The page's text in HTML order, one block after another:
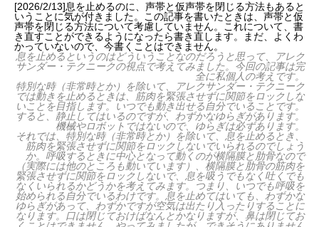
[2026/2/13]息を止めるのに、声帯と仮声帯を閉じる方法もあると
いうことに気が付きました。この記事を書いたときは、声帯と仮
声帯を閉じる方法について考慮していません。これについて、書
き直すことができるようになったら書き直します。まだ、よくわ
かっていないので、今書くことはできません。
息を止めるというのはどういうことなのだろうと思って、アレク
サンダー・テクニークの視点で考えてみました。今回の記事は完
全に私個人の考えです。
特別な時（非常時とか）を除いて、アレクサンダー・テクニーク
では動きを止めるときは、筋肉を緊張させずに関節をロックしな
いことを目指します。いつでも動き出せる自分でいることです。
すると、静止してはいるのですが、わずかなゆらぎがあります。
機械やロボットではないので、ゆらぎは必ずあります。
それでは、特別な時（非常時とか）を除いて、息を止めるとき、
筋肉を緊張させずに関節をロックしないでいられるのでしょう
か。呼吸するときに中心となって動くのが横隔膜と肋骨なので
（実際には他のところも動いています）、横隔膜と肋骨の筋肉を
緊張させずに関節をロックしないで、息を吸うでもなく吐くでも
なくいられるかどうかを考えてみます。つまり、いつでも呼吸を
始められる自分でいるわけです。息を止めてはいても、わずかな
ゆらぎがあって、わずかですが空気は出たり入ったりすることに
なります。口は閉じておけばなんとかなりますが、鼻は閉じてお